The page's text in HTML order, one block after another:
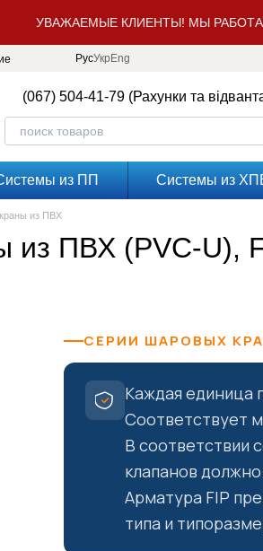
УВАЖАЕМЫЕ КЛИЕНТЫ! МЫ
РусУкр Eng
(067) 504-41-79 (Рахунки та
из ПП Системы из
из ПВХ
из ПВХ (PVC-U),
СЕРИИ ШАРОВЫХ
Каждая единица
Соответствует
В соответствии
клапанов
Арматура FIP
типа и